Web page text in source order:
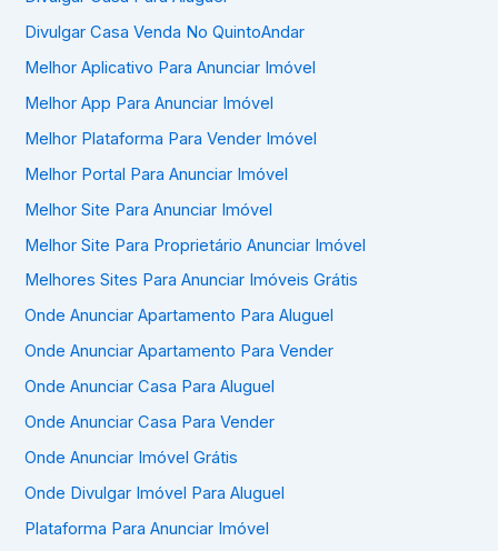
Divulgar Casa Venda No QuintoAndar
Melhor Aplicativo Para Anunciar Imóvel
Melhor App Para Anunciar Imóvel
Melhor Plataforma Para Vender Imóvel
Melhor Portal Para Anunciar Imóvel
Melhor Site Para Anunciar Imóvel
Melhor Site Para Proprietário Anunciar Imóvel
Melhores Sites Para Anunciar Imóveis Grátis
Onde Anunciar Apartamento Para Aluguel
Onde Anunciar Apartamento Para Vender
Onde Anunciar Casa Para Aluguel
Onde Anunciar Casa Para Vender
Onde Anunciar Imóvel Grátis
Onde Divulgar Imóvel Para Aluguel
Plataforma Para Anunciar Imóvel